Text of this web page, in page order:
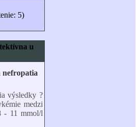
5)
u
výsledky ?
medzi
- 11 mmol/l